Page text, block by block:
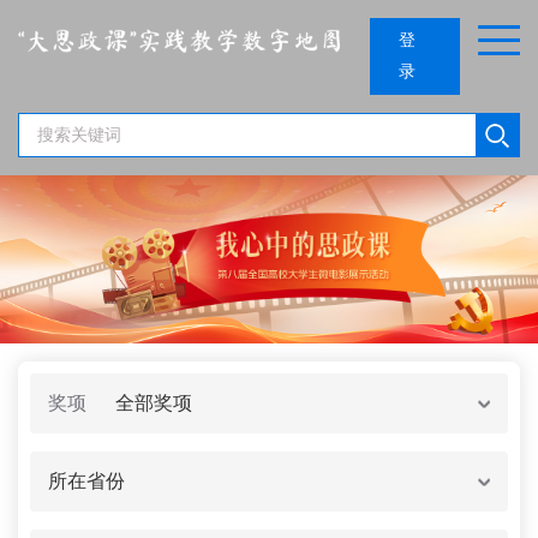
登
录
奖项 全部奖项
所在省份